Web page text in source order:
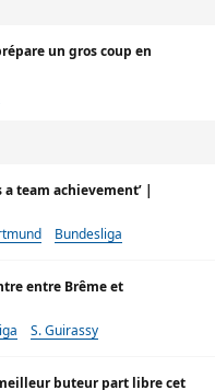
un gros coup en
Bundesliga
entre Brême et
S. Guirassy
buteur part libre cet